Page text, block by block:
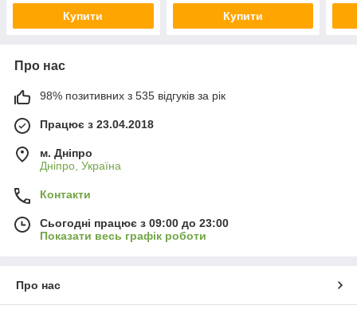
Купити Купити
Про нас
98% позитивних з 535 відгуків за рік
Працює з 23.04.2018
м. Дніпро
Дніпро, Україна
Контакти
Сьогодні працює з 09:00 до 23:00
Показати весь графік роботи
Про нас